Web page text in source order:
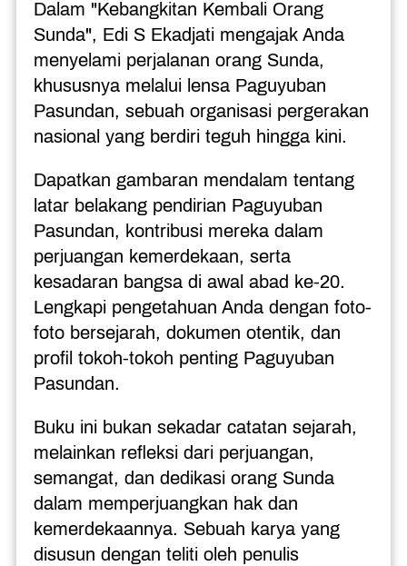
Dalam "Kebangkitan Kembali Orang
Sunda", Edi S Ekadjati mengajak Anda
menyelami perjalanan orang Sunda,
khususnya melalui lensa Paguyuban
Pasundan, sebuah organisasi pergerakan
nasional yang berdiri teguh hingga kini.
Dapatkan gambaran mendalam tentang
latar belakang pendirian Paguyuban
Pasundan, kontribusi mereka dalam
perjuangan kemerdekaan, serta
kesadaran bangsa di awal abad ke-20.
Lengkapi pengetahuan Anda dengan foto-
foto bersejarah, dokumen otentik, dan
profil tokoh-tokoh penting Paguyuban
Pasundan.
Buku ini bukan sekadar catatan sejarah,
melainkan refleksi dari perjuangan,
semangat, dan dedikasi orang Sunda
dalam memperjuangkan hak dan
kemerdekaannya. Sebuah karya yang
disusun dengan teliti oleh penulis